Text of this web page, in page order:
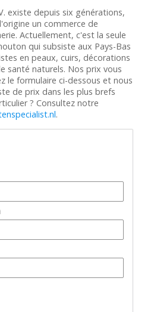
existe depuis six générations,
un commerce de
Actuellement, c'est la seule
qui subsiste aux Pays-Bas
en peaux, cuirs, décorations
santé naturels. Nos prix vous
le formulaire ci-dessous et nous
de prix dans les plus brefs
? Consultez notre
.